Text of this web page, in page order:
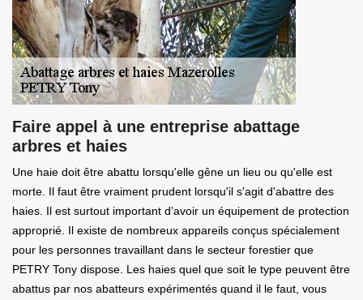
Faire appel à une entreprise abattage
arbres et haies
Une haie doit être abattu lorsqu'elle gêne un lieu ou qu'elle est
morte. Il faut être vraiment prudent lorsqu'il s'agit d'abattre des
haies. Il est surtout important d’avoir un équipement de protection
approprié. Il existe de nombreux appareils conçus spécialement
pour les personnes travaillant dans le secteur forestier que
PETRY Tony dispose. Les haies quel que soit le type peuvent être
abattus par nos abatteurs expérimentés quand il le faut, vous